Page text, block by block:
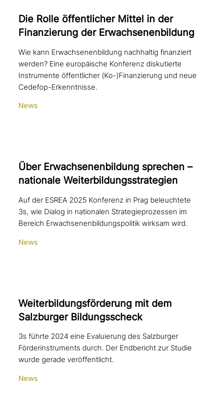
Die Rolle öffent­li­cher Mittel in der
Finanzierung der Erwachsenenbildung
Wie kann Erwachsenenbildung nachhaltig finanziert
werden? Eine europäische Konferenz diskutierte
Instrumente öffentlicher (Ko-)Finanzierung und neue
Cedefop-Erkenntnisse.
News
Über Erwachsenenbildung sprechen –
nationale Weiterbildungsstrategien
Auf der ESREA 2025 Konferenz in Prag beleuchtete
3s, wie Dialog in nationalen Strategieprozessen im
Bereich Erwachsenenbildungspolitik wirksam wird.
News
Weiterbildungsförderung mit dem
Salzburger Bildungsscheck
3s führte 2024 eine Evaluierung des Salzburger
Förderinstruments durch. Der Endbericht zur Studie
wurde gerade veröffentlicht.
News